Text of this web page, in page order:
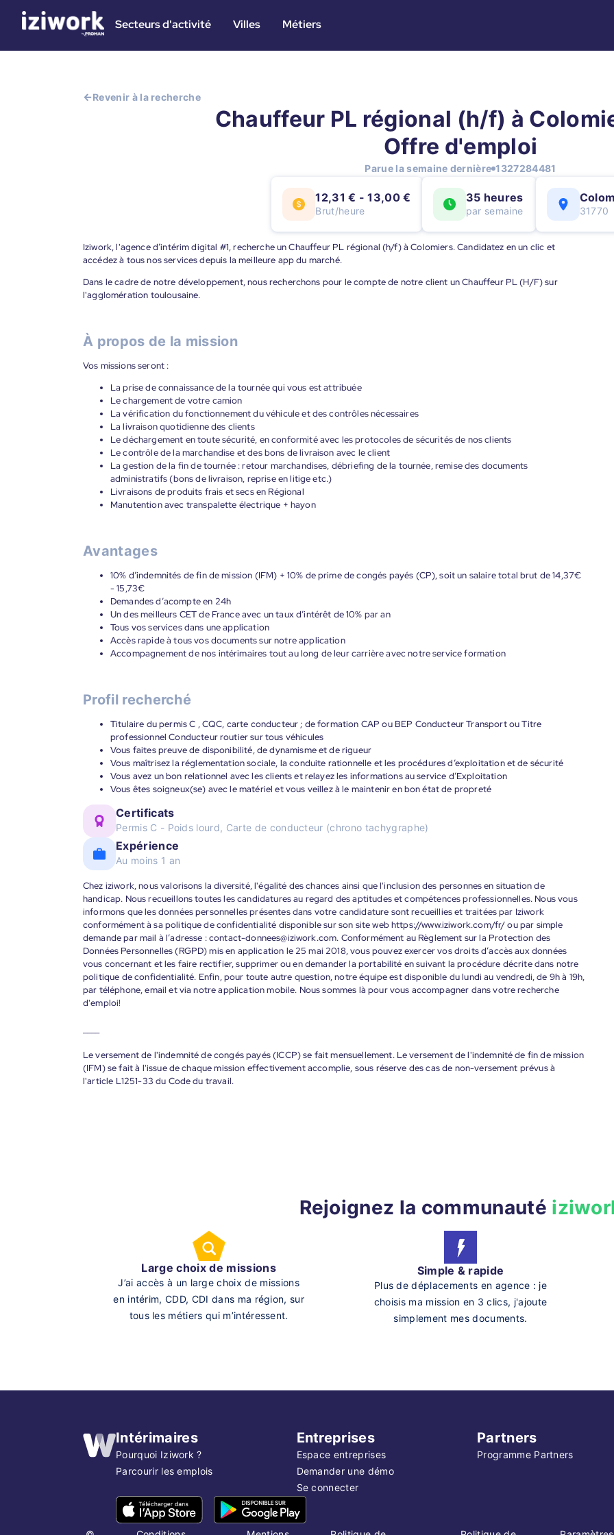
Secteurs d'activité Villes Métiers
Revenir à la recherche
Chauffeur PL régional (h/f) à
Offre d'emploi
Parue la semaine dernière 1327284481
12,31 € - 13,00 €
Brut/heure
35 heures
par semaine 31770
Iziwork, l'agence d’intérim digital #1, recherche un Chauffeur PL régional (h/f) à Colomiers. Candidatez en un clic et
accédez à tous nos services depuis la meilleure app du marché.
Dans le cadre de notre développement, nous recherchons pour le compte de notre client un Chauffeur PL (H/F) sur
l'agglomération toulousaine.
À propos de la mission
Vos missions seront :
La prise de connaissance de la tournée qui vous est attribuée
Le chargement de votre camion
La vérification du fonctionnement du véhicule et des contrôles nécessaires
La livraison quotidienne des clients
Le déchargement en toute sécurité, en conformité avec les protocoles de sécurités de nos clients
Le contrôle de la marchandise et des bons de livraison avec le client
La gestion de la fin de tournée : retour marchandises, débriefing de la tournée, remise des documents
administratifs (bons de livraison, reprise en litige etc.)
Livraisons de produits frais et secs en Régional
Manutention avec transpalette électrique + hayon
Avantages
10% d’indemnités de fin de mission (IFM) + 10% de prime de congés payés (CP), soit un salaire total brut de 14,37€
- 15,73€
Demandes d’acompte en 24h
Un des meilleurs CET de France avec un taux d’intérêt de 10% par an
Tous vos services dans une application
Accès rapide à tous vos documents sur notre application
Accompagnement de nos intérimaires tout au long de leur carrière avec notre service formation
Profil recherché
Titulaire du permis C , CQC, carte conducteur ; de formation CAP ou BEP Conducteur Transport ou Titre
professionnel Conducteur routier sur tous véhicules
Vous faites preuve de disponibilité, de dynamisme et de rigueur
Vous maîtrisez la réglementation sociale, la conduite rationnelle et les procédures d’exploitation et de sécurité
Vous avez un bon relationnel avec les clients et relayez les informations au service d’Exploitation
Vous êtes soigneux(se) avec le matériel et vous veillez à le maintenir en bon état de propreté
Certificats
Permis C - Poids lourd, Carte de conducteur (chrono tachygraphe)
Expérience
Au moins 1 an
Chez iziwork, nous valorisons la diversité, l'égalité des chances ainsi que l'inclusion des personnes en situation de
handicap. Nous recueillons toutes les candidatures au regard des aptitudes et compétences professionnelles. Nous vous
informons que les données personnelles présentes dans votre candidature sont recueillies et traitées par Iziwork
conformément à sa politique de confidentialité disponible sur son site web https://www.iziwork.com/fr/ ou par simple
demande par mail à l’adresse : contact-donnees@iziwork.com. Conformément au Règlement sur la Protection des
Données Personnelles (RGPD) mis en application le 25 mai 2018, vous pouvez exercer vos droits d’accès aux données
vous concernant et les faire rectifier, supprimer ou en demander la portabilité en suivant la procédure décrite dans notre
politique de confidentialité. Enfin, pour toute autre question, notre équipe est disponible du lundi au vendredi, de 9h à 19h,
par téléphone, email et via notre application mobile. Nous sommes là pour vous accompagner dans votre recherche
d'emploi!
Le versement de l'indemnité de congés payés (ICCP) se fait mensuellement. Le versement de l'indemnité de fin de mission
(IFM) se fait à l'issue de chaque mission effectivement accomplie, sous réserve des cas de non-versement prévus à
l'article L1251-33 du Code du travail.
Rejoignez la communauté
Large choix de missions
J’ai accès à un large choix de missions
en intérim, CDD, CDI dans ma région, sur
tous les métiers qui m’intéressent.
Simple & rapide
Plus de déplacements en agence : je
choisis ma mission en 3 clics, j'ajoute
simplement mes documents.
Intérimaires
Pourquoi Iziwork ?
Parcourir les emplois
Entreprises
Espace entreprises
Demander une démo
Se connecter
Partners
Programme Partners